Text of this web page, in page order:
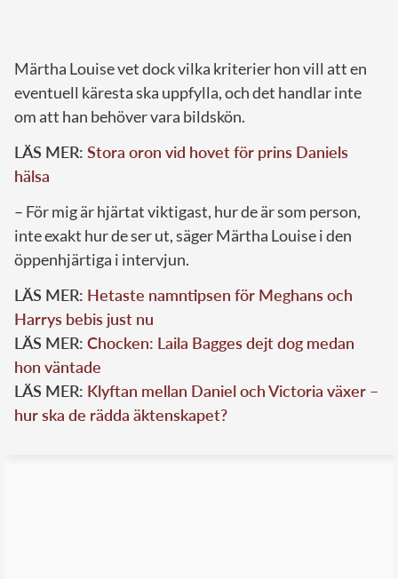
Märtha Louise vet dock vilka kriterier hon vill att en
eventuell käresta ska uppfylla, och det handlar inte
om att han behöver vara bildskön.
LÄS MER: Stora oron vid hovet för prins Daniels
hälsa
– För mig är hjärtat viktigast, hur de är som person,
inte exakt hur de ser ut, säger Märtha Louise i den
öppenhjärtiga i intervjun.
LÄS MER: Hetaste namntipsen för Meghans och
Harrys bebis just nu
LÄS MER: Chocken: Laila Bagges dejt dog medan
hon väntade
LÄS MER: Klyftan mellan Daniel och Victoria växer –
hur ska de rädda äktenskapet?